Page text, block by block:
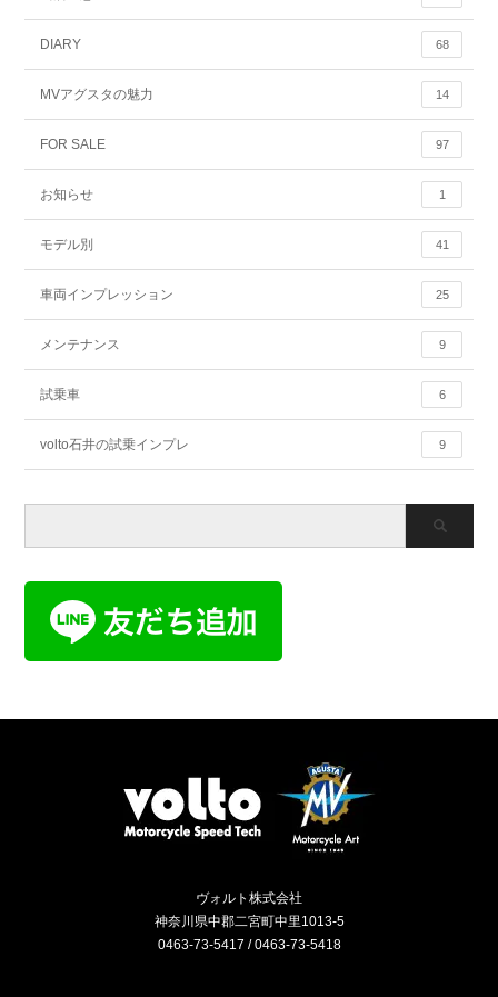
DIARY 68
MVアグスタの魅力 14
FOR SALE 97
お知らせ 1
モデル別 41
車両インプレッション 25
メンテナンス 9
試乗車 6
volto石井の試乗インプレ 9
ヴォルト株式会社
神奈川県中郡二宮町中里1013-5
0463-73-5417 / 0463-73-5418